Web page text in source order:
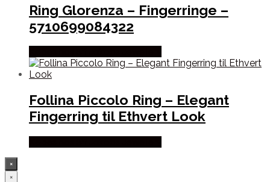
Ring Glorenza – Fingerringe –
5710699084322
Follina Piccolo Ring – Elegant
Fingerring til Ethvert Look
×
×